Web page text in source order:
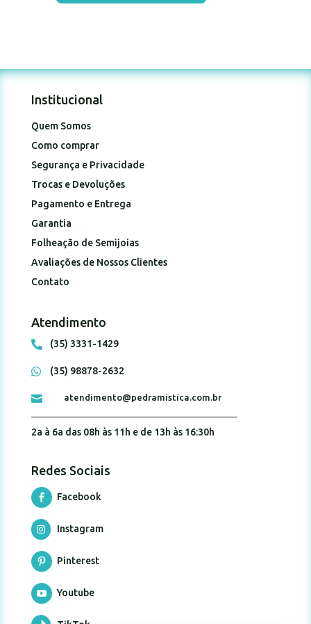
Institucional
Quem Somos
Como comprar
Segurança e Privacidade
Trocas e Devoluções
Pagamento e Entrega
Garantia
Folheação de Semijoias
Avaliações de Nossos Clientes
Contato
Atendimento
 (35) 3331-1429
 (35) 98878-2632
 atendimento@pedramistica.com.br
2a à 6a das 08h às 11h e de 13h às 16:30h
Redes Sociais
 Facebook
 Instagram
 Pinterest
 Youtube